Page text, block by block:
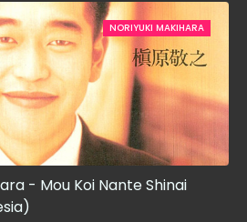
NORIYUKI MAKIHARA
- Mou Koi Nante Shinai